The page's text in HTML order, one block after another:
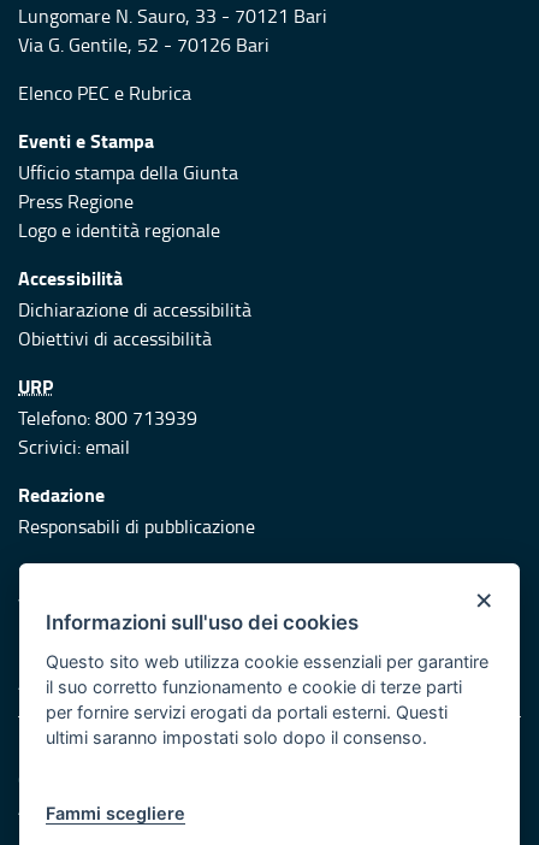
Lungomare N. Sauro, 33 - 70121 Bari
Via G. Gentile, 52 - 70126 Bari
Elenco PEC e Rubrica
Eventi e Stampa
Ufficio stampa della Giunta
Press Regione
Logo e identità regionale
Accessibilità
Dichiarazione di accessibilità
Obiettivi di accessibilità
URP
Telefono: 800 713939
Scrivici:email
Redazione
Responsabili di pubblicazione
Protezione civile
Vai al sito di Protezione Civile Puglia
Iniziativa finanziata con risorse del POR Puglia 2014/2020 -
Asse XI
Note legali
Cookie e privacy
Atti di notifica
×
Informazioni sull'uso dei cookies
Questo sito web utilizza cookie essenziali per garantire
il suo corretto funzionamento e cookie di terze parti
per fornire servizi erogati da portali esterni. Questi
ultimi saranno impostati solo dopo il consenso.
Fammi scegliere